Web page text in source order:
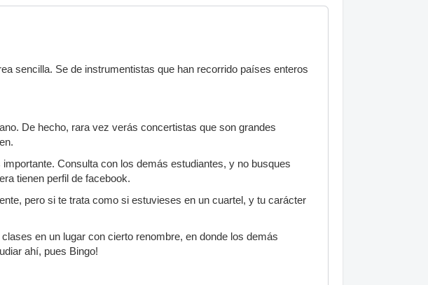
sencilla. Se de instrumentistas que han recorrido países enteros
De hecho, rara vez verás concertistas que son grandes
Consulta con los demás estudiantes, y no busques
tienen perfil de facebook.
pero si te trata como si estuvieses en un cuartel, y tu carácter
en un lugar con cierto renombre, en donde los demás
ahí, pues Bingo!